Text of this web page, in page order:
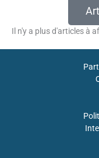
Il n'y a plus d'articles à